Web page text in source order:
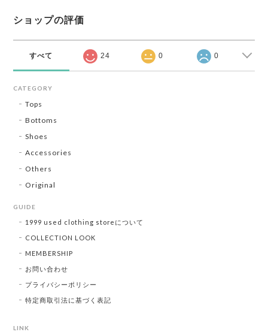
ショップの評価
すべて 24 0 0
CATEGORY
Tops
Bottoms
Shoes
Accessories
Others
Original
GUIDE
1999 used clothing storeについて
COLLECTION LOOK
MEMBERSHIP
お問い合わせ
プライバシーポリシー
特定商取引法に基づく表記
LINK